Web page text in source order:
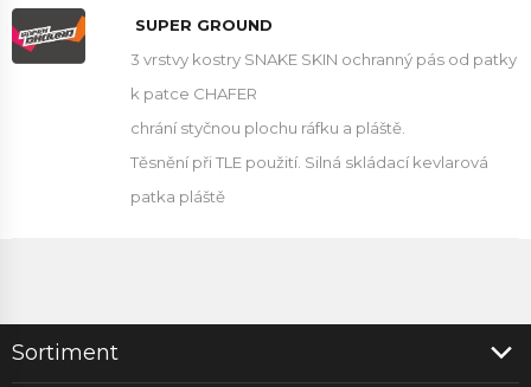
SUPER GROUND
3 vrstvy kostry SNAKE SKIN ochranný pás od patky
k patce CHAFER
chrání styčnou plochu ráfku a pláště.
Těsnění při TLE použití. Silná skládací kevlarová
patka pláště
Sortiment